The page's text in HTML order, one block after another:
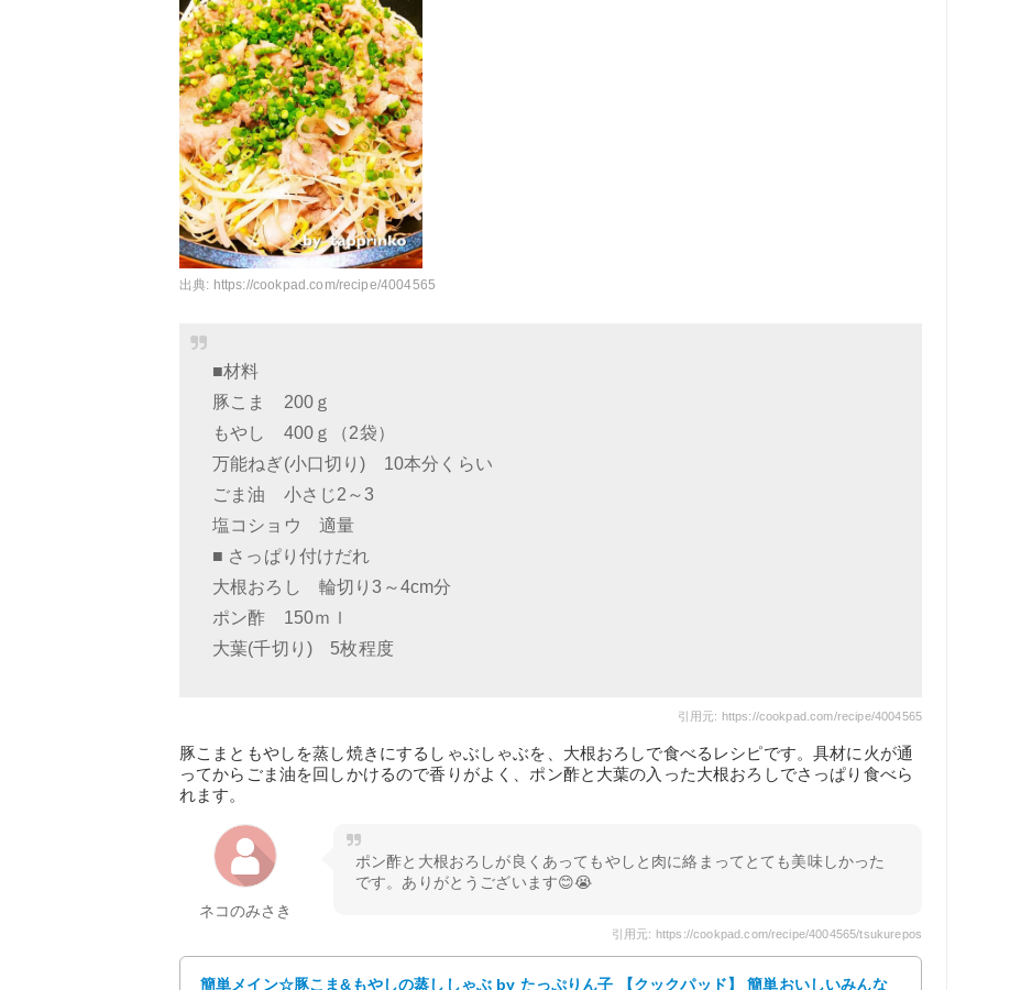
出典: https://cookpad.com/recipe/4004565
■材料
豚こま 200ｇ
もやし 400ｇ（2袋）
万能ねぎ(小口切り) 10本分くらい
ごま油 小さじ2～3
塩コショウ 適量
■ さっぱり付けだれ
大根おろし 輪切り3～4cm分
ポン酢 150ｍｌ
大葉(千切り) 5枚程度
引用元: https://cookpad.com/recipe/4004565
豚こまともやしを蒸し焼きにするしゃぶしゃぶを、大根おろしで食べるレシピです。具材に火が通
ってからごま油を回しかけるので香りがよく、ポン酢と大葉の入った大根おろしでさっぱり食べら
れます。
ネコのみさき
ポン酢と大根おろしが良くあってもやしと肉に絡まってとても美味しかった
です。ありがとうございます😊😭
引用元: https://cookpad.com/recipe/4004565/tsukurepos
簡単メイン☆豚こま&もやしの蒸ししゃぶ by たっぷりん子 【クックパッド】 簡単おいしいみんな